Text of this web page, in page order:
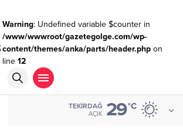
Warning: Undefined variable $counter in
/www/wwwroot/gazetegolge.com/wp-
content/themes/anka/parts/header.phpon
line 12
TEKIRDAĞ
AÇIK 29°C